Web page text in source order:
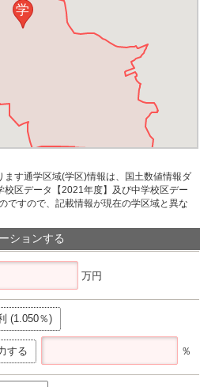
学
す通学区域(学区)情報は、国土数値情報ダ
校区データ【2021年度】及び中学校区デー
ですので、記載情報が現在の学区域と異な
ションする
万円
(1.050％)
する ％